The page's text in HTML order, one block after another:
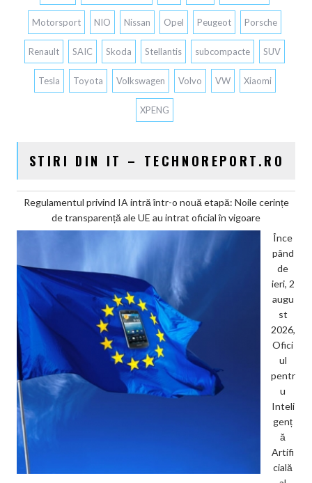
Motorsport NIO Nissan Opel Peugeot Porsche
Renault SAIC Skoda Stellantis subcompacte SUV
Tesla Toyota Volkswagen Volvo VW Xiaomi
XPENG
STIRI DIN IT – TECHNOREPORT.RO
Regulamentul privind IA intră într-o nouă etapă: Noile cerințe
de transparență ale UE au intrat oficial în vigoare
Înce
pând
de
ieri, 2
augu
st
2026,
Ofici
ul
pentr
u
Inteli
genț
ă
Artifi
cială